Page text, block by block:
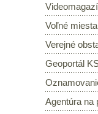
Voľné miesta
Verejné
Geoportál
Agentúra na